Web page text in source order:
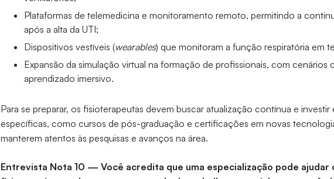
Plataformas de telemedicina e monitoramento remoto, permitindo a
após a alta da UTI;
Dispositivos vestíveis (wearables) que monitoram a função respiratória em
Expansão da simulação virtual na formação de profissionais, com cenários
aprendizado imersivo.
Para se preparar, os fisioterapeutas devem buscar atualização contínua e
específicas, como cursos de pós-graduação e certificações em novas
manterem atentos às pesquisas e avanços na área.
Entrevista Nota 10 — Você acredita que uma especialização pode ajudar